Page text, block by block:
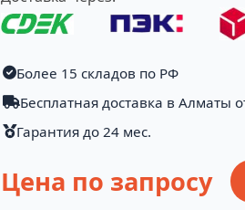
Более 15 складов по РФ
Бесплатная доставка в Алматы
Гарантия до 24 мес.
Цена по запросу